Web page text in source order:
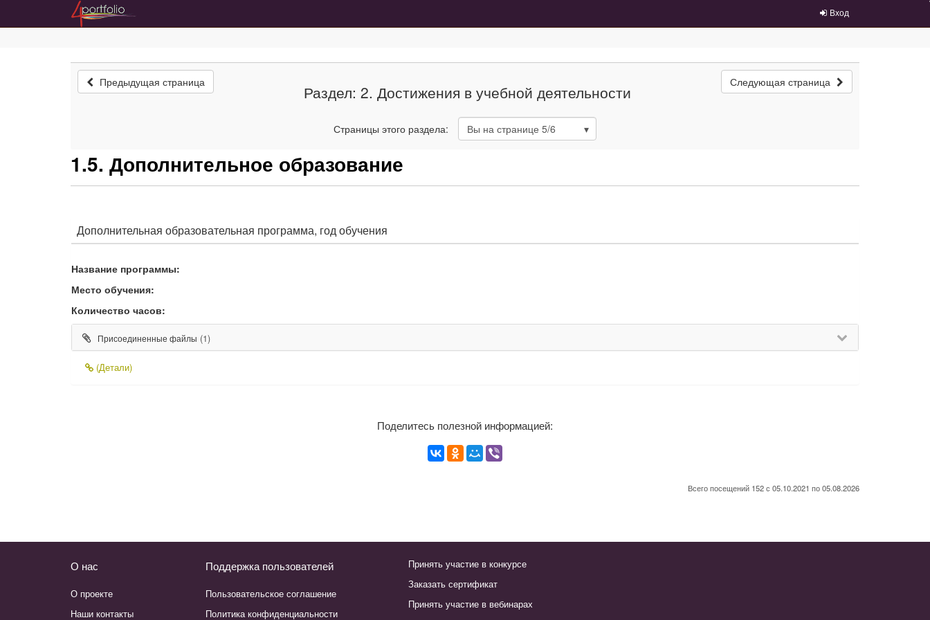
Вход
Предыдущая страница Следующая страница
Раздел: 2. Достижения в учебной деятельности
Страницы этого раздела: Вы на странице 5/6
1.5. Дополнительное образование
Дополнительная образовательная программа, год обучения
Название программы:
Место обучения:
Количество часов:
Присоединенные файлы (1)
(Детали)
Поделитесь полезной информацией:
Всего посещений 152 с 05.10.2021 по 05.08.2026
О нас
О проекте
Наши контакты
Поддержка пользователей
Пользовательское соглашение
Политика конфиденциальности
Принять участие в конкурсе
Заказать сертификат
Принять участие в вебинарах